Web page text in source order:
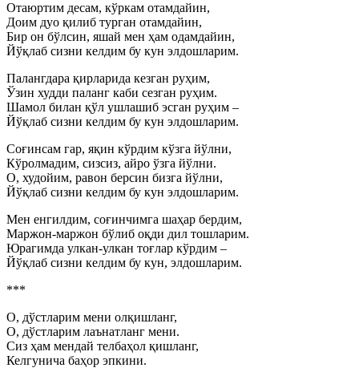
Отаюртим десам, кўркам отамдайин,
Доим дуо қилиб турган отамдайин,
Бир он бўлсин, яшай мен ҳам одамдайин,
Йўқлаб сизни келдим бу кун элдошларим.
Палангдара қирларида кезган руҳим,
Ўзин худди паланг каби сезган руҳим.
Шамол билан қўл ушлашиб эсган руҳим –
Йўқлаб сизни келдим бу кун элдошларим.
Соғинсам гар, яқин кўрдим кўзга йўлни,
Кўролмадим, сизсиз, айро ўзга йўлни.
О, худойим, равон берсин бизга йўлни,
Йўқлаб сизни келдим бу кун элдошларим.
Мен енгилдим, соғинчимга шаҳар бердим,
Маржон-маржон бўлиб оқди дил тошларим.
Юрагимда улкан-улкан тоғлар кўрдим –
Йўқлаб сизни келдим бу кун, элдошларим.
***
О, дўстларим мени олқишланг,
О, дўстларим лаънатланг мени.
Сиз ҳам мендай телбаҳол қишланг,
Келгунича баҳор эпкини.